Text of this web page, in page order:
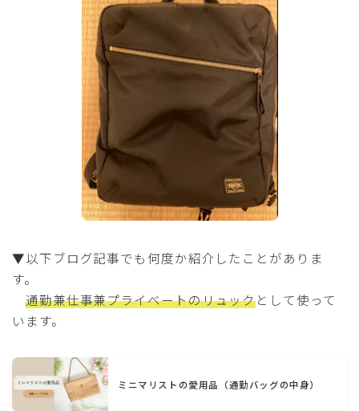
▼以下ブログ記事でも何度か紹介したことがありま
す。
通勤兼仕事兼プライベートのリュックとして使って
います。
ミニマリストの愛用品（通勤バッグの中身）